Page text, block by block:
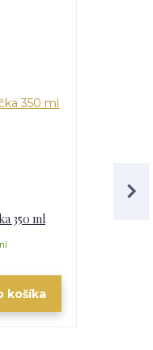
350 ml
košíka